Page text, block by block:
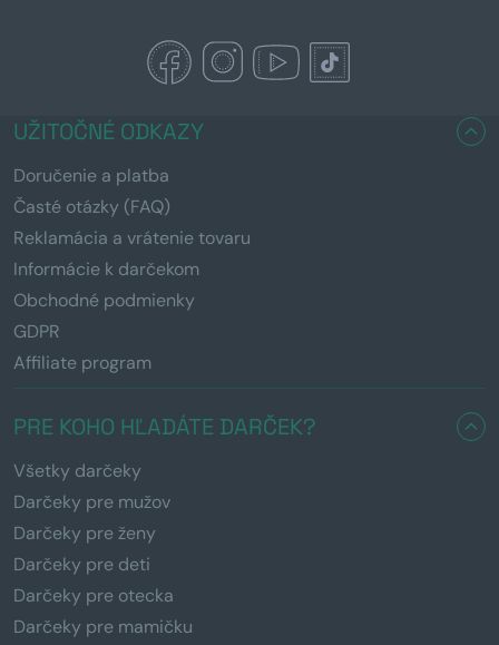
UŽITOČNÉ ODKAZY
Doručenie a platba
Časté otázky (FAQ)
Reklamácia a vrátenie tovaru
Informácie k darčekom
Obchodné podmienky
GDPR
Affiliate program
PRE KOHO HĽADÁTE DARČEK?
Všetky darčeky
Darčeky pre mužov
Darčeky pre ženy
Darčeky pre deti
Darčeky pre otecka
Darčeky pre mamičku